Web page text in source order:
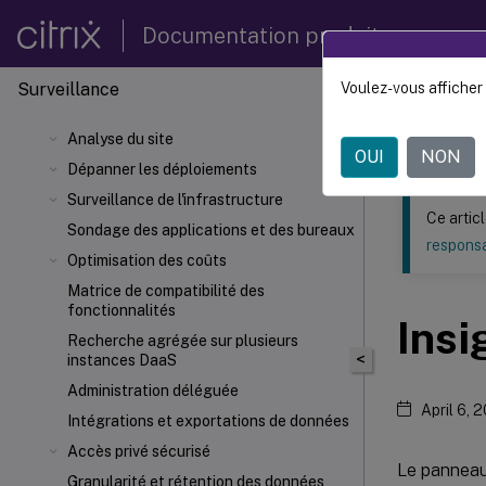
Documentation produit
Surveillance
Analyse du site
Dépanner les déploiements
Surveillance de l'infrastructure
Sondage des applications et des bureaux
Optimisation des coûts
Matrice de compatibilité des
fonctionnalités
Recherche agrégée sur plusieurs
instances DaaS
Administration déléguée
Intégrations et exportations de données
Accès privé sécurisé
Granularité et rétention des données
Ce contenu a
Citrix
<
Ce
April 6,
Le
Voulez-vous
OUI NON